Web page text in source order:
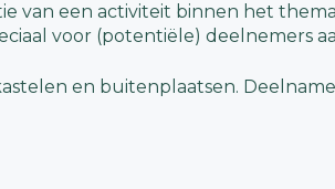
van een activiteit binnen het
voor (potentiële) deelnemers
en buitenplaatsen.